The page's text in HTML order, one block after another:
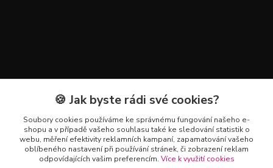
Kontakty
+420 602 223 614
info@zahradnictvipetro.cz
🍪 Jak byste rádi své cookies?
Soubory cookies používáme ke správnému fungování našeho e-
shopu a v případě vašeho souhlasu také ke sledování statistik o
webu, měření efektivity reklamních kampaní, zapamatování vašeho
oblíbeného nastavení při používání stránek, či zobrazení reklam
odpovídajících vašim preferencím. Více k využití cookies